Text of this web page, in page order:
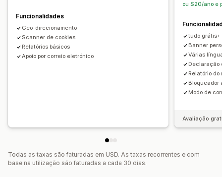
Rastreio do desempenho
Relatórios de tráfego
Funcionalidades
Geo-direcionamento
Scanner de cookies
Relatórios básicos
Apoio por correio eletrónico
ou $20/ano e
tudo grátis+
Banner
Várias
Declaração
Relatório
Bloqueador
Modo de
Avaliação
Todas as taxas são faturadas em USD. As taxas recorrentes e com
base na utilização são faturadas a cada 30 dias.